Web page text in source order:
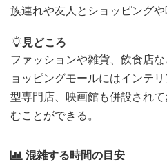
族連れや友人とショッピングや
見どころ
ファッションや雑貨、飲食店
ョッピングモールにはインテ
型専門店、映画館も併設され
むことができる。
混雑する時間の目安